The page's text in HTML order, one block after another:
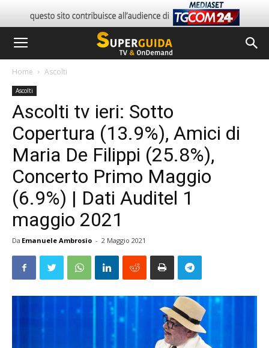
Home Ascolti
Ascolti
Ascolti tv ieri: Sotto
Copertura (13.9%), Amici di
Maria De Filippi (25.8%),
Concerto Primo Maggio
(6.9%) | Dati Auditel 1
maggio 2021
Da Emanuele Ambrosio - 2 Maggio 2021